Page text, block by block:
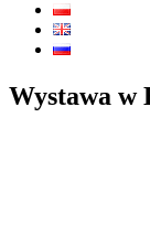
Wystawa w